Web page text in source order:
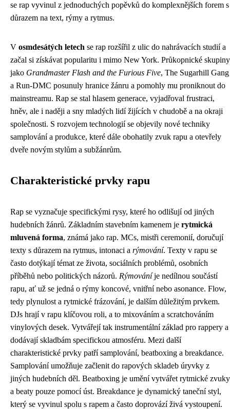
se rap vyvinul z jednoduchých popěvků do komplexnějších forem s
důrazem na text, rýmy a rytmus.
V osmdesátých letech se rap rozšířil z ulic do nahrávacích studií a
začal si získávat popularitu i mimo New York. Průkopnické skupiny
jako Grandmaster Flash and the Furious Five, The Sugarhill Gang
a Run-DMC posunuly hranice žánru a pomohly mu proniknout do
mainstreamu. Rap se stal hlasem generace, vyjadřoval frustraci,
hněv, ale i naději a sny mladých lidí žijících v chudobě a na okraji
společnosti. S rozvojem technologií se objevily nové techniky
samplování a produkce, které dále obohatily zvuk rapu a otevřely
dveře novým stylům a subžánrům.
Charakteristické prvky rapu
Rap se vyznačuje specifickými rysy, které ho odlišují od jiných
hudebních žánrů. Základním stavebním kamenem je rytmická
mluvená forma, známá jako rap. MCs, mistři ceremonií, doručují
texty s důrazem na rytmus, intonaci a rýmování. Texty v rapu se
často dotýkají témat ze života, sociálních problémů, osobních
příběhů nebo politických názorů. Rýmováníje nedílnou součástí
rapu, ať už se jedná o rýmy koncové, vnitřní nebo asonance. Flow,
tedy plynulost a rytmické frázování, je dalším důležitým prvkem.
DJs hrají v rapu klíčovou roli, a to mixováním a scratchováním
vinylových desek. Vytvářejí tak instrumentální základ pro rappery a
dodávají skladbám specifickou atmosféru. Mezi další
charakteristické prvky patří samplování, beatboxing a breakdance.
Samplování umožňuje začlenit do rapových skladeb úryvky z
jiných hudebních děl. Beatboxing je umění vytvářet rytmické zvuky
a beaty pouze pomocí úst. Breakdance je dynamický taneční styl,
který se vyvinul spolu s rapem a často doprovází živá vystoupení.